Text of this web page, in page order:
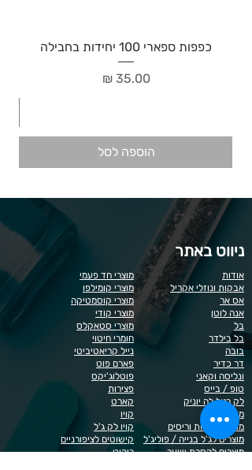
כפפות ספארי 100 יחידות בחבילה
מחיר‏35.00 ‏₪
הוספה לסל
ניווט באתר
מוצרי חד פעמי
מוצרי קומילפו
מוצרי קוסמטיקה
מוצרי קודי
מוצרי סטאקלס
חומרי חיטוי
נייל קריאטיביטי
פארם פוט
פוטלוג'יקס
פצירות
קארט
קויו
קויו לק ג'ל
קישוטים לציפורניים
ריהוט
אודות
אבקות ונוזלי אקריל
אס אר
אנה לוטן
בל
בל בילדר
בובה
דר כדיר
ונליסה וקאני
טופ / בייס
לק רגיל לה יוניק
מבצעים
מוצרים לגבות וריסים
מוצרים לג'ל בנייה / פוליג'ל
מוצרים להסרת שיער